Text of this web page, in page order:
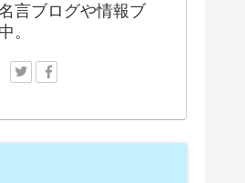
言ブログや情報ブ
。